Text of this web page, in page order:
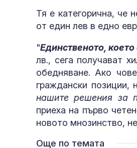
Тя е категорична, че
от един лев в едно
"Единственото,
лв., сега получават
обедняване. Ако
граждански позиции,
нашите решения за
приеха на първо
новото мнозинство,
Още по темата